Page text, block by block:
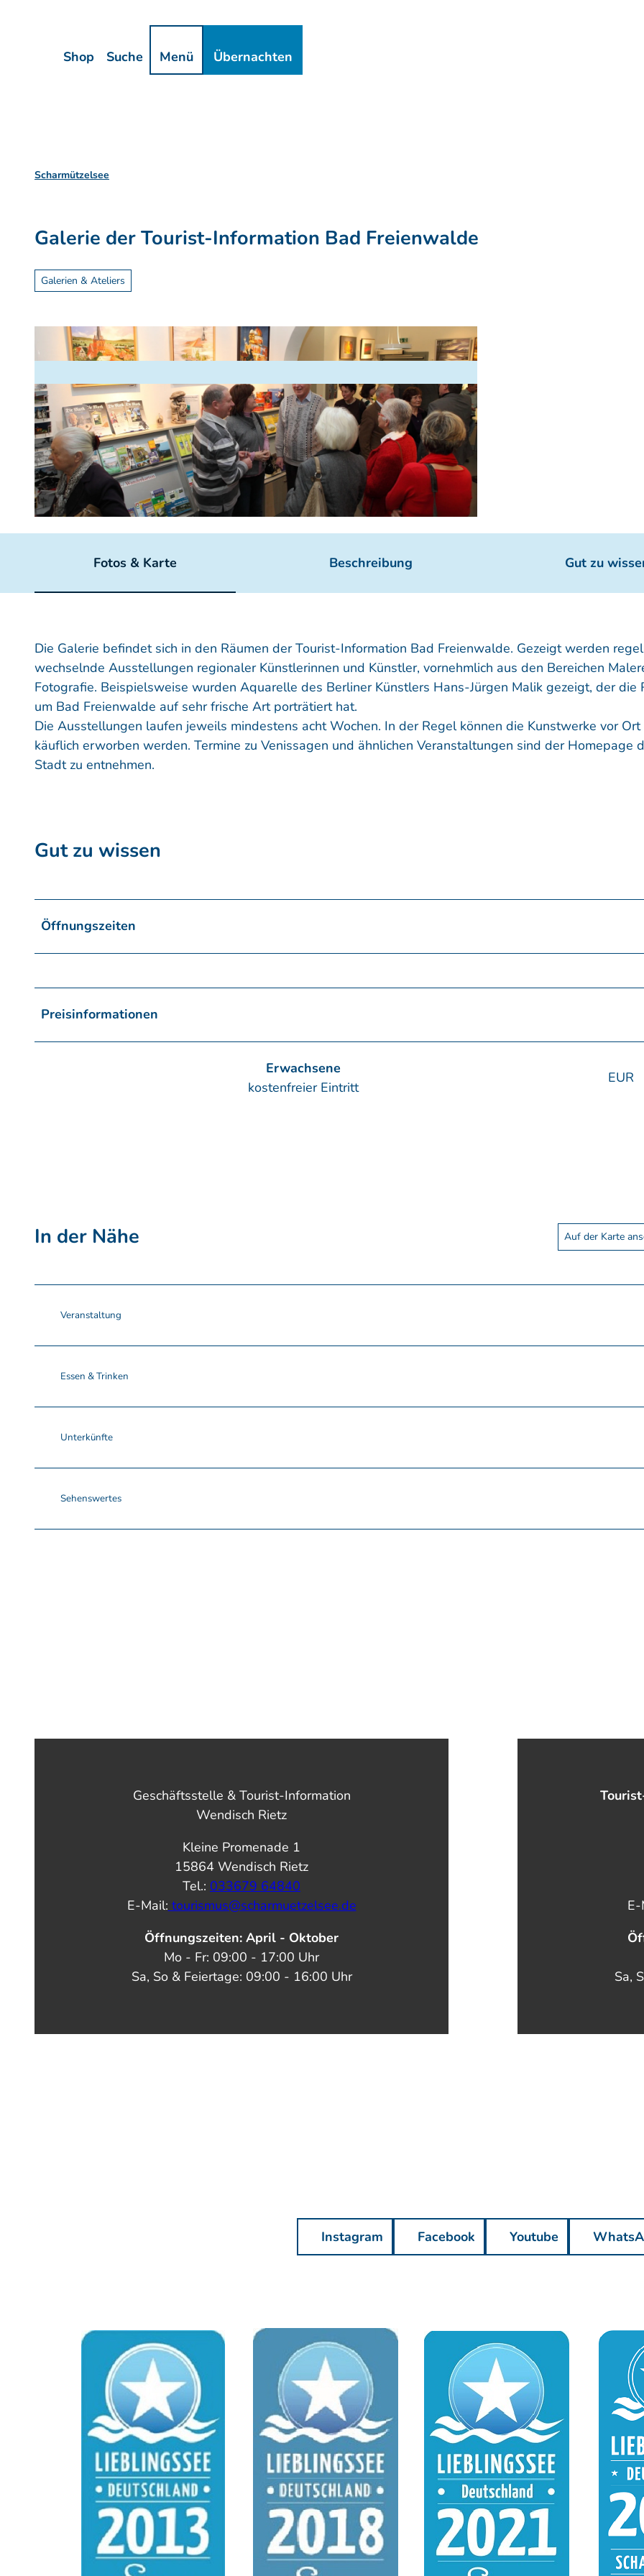
Shop Suche Menü Übernachten
Scharmützelsee
Galerie der Tourist-Information Bad Freienwalde
Galerien & Ateliers
Fotos & Karte Beschreibung Gut zu
Die Galerie befindet sich in den Räumen der Tourist-Information Bad Freienwalde. Gezeigt werden
wechselnde Ausstellungen regionaler Künstlerinnen und Künstler, vornehmlich aus den Bereichen
Fotografie. Beispielsweise wurden Aquarelle des Berliner Künstlers Hans-Jürgen Malik gezeigt, der die
um Bad Freienwalde auf sehr frische Art porträtiert hat.
Die Ausstellungen laufen jeweils mindestens acht Wochen. In der Regel können die Kunstwerke vor Ort
käuflich erworben werden. Termine zu Venissagen und ähnlichen Veranstaltungen sind der Homepage
Stadt zu entnehmen.
Gut zu wissen
Öffnungszeiten
Preisinformationen
Erwachsene
kostenfreier Eintritt
EUR
In der Nähe Auf der Karte
Veranstaltung
Essen & Trinken
Unterkünfte
Sehenswertes
Geschäftsstelle & Tourist-Information
Wendisch Rietz
Kleine Promenade 1
15864 Wendisch Rietz
Tel.: 033679 64840
E-Mail: tourismus@scharmuetzelsee.de
Öffnungszeiten: April - Oktober
Mo - Fr: 09:00 - 17:00 Uhr
Sa, So & Feiertage: 09:00 - 16:00 Uhr
E-
Sa,
Instagram Facebook Youtube